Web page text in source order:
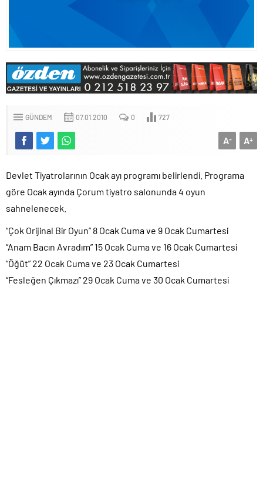
GÜNDEM 07.01.2010 0 727
A+
A-
Devlet Tiyatrolarının Ocak ayı programı belirlendi. Programa
göre Ocak ayında Çorum tiyatro salonunda 4 oyun
sahnelenecek.
“Çok Orijinal Bir Oyun” 8 Ocak Cuma ve 9 Ocak Cumartesi
“Anam Bacın Avradım” 15 Ocak Cuma ve 16 Ocak Cumartesi
“Öğüt” 22 Ocak Cuma ve 23 Ocak Cumartesi
“Fesleğen Çıkmazı” 29 Ocak Cuma ve 30 Ocak Cumartesi